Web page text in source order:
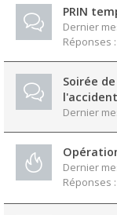
PRIN
Dernier
Réponses :
Soirée
Dernier
Dernier
Réponses :